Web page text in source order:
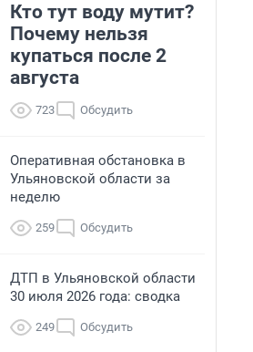
Кто тут воду мутит?
Почему нельзя
купаться после 2
августа
723 Обсудить
Оперативная обстановка в
Ульяновской области за
неделю
259 Обсудить
ДТП в Ульяновской области
30 июля 2026 года: сводка
249 Обсудить